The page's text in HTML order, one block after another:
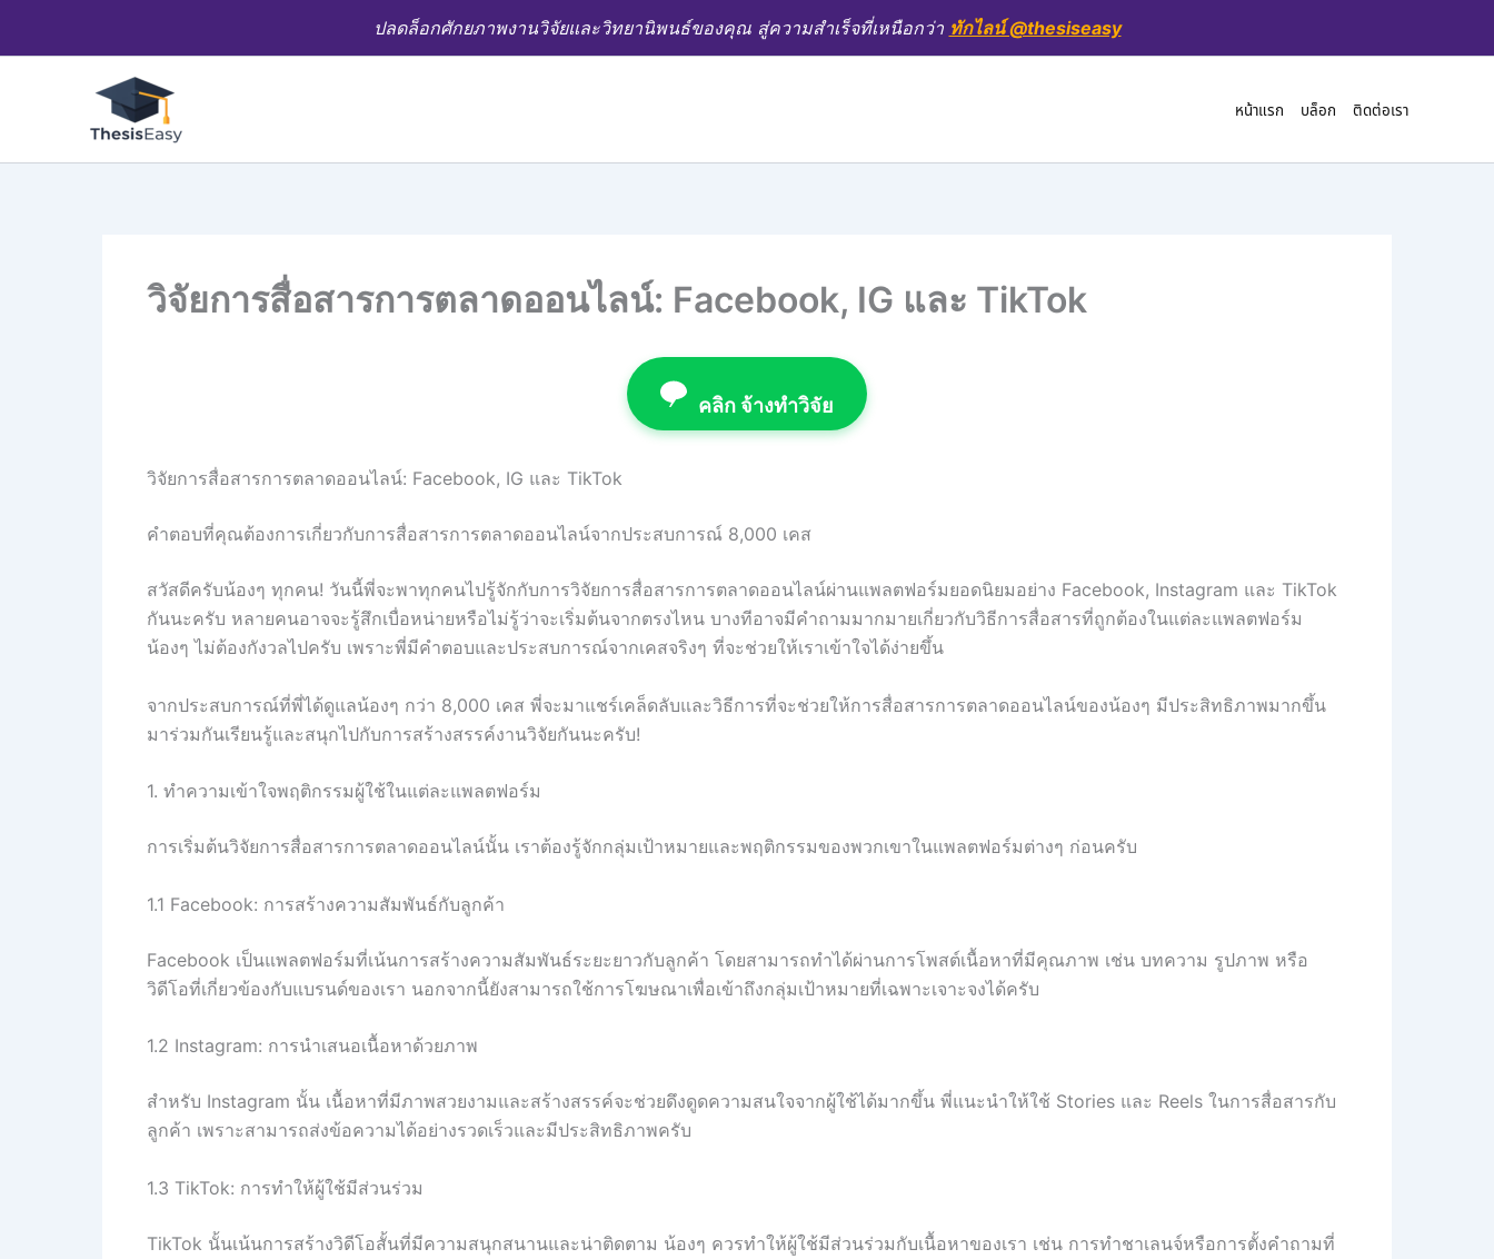
ปลดล็อกศักยภาพงานวิจัยและวิทยานิพนธ์ของคุณ สู่ความสำเร็จที่เหนือกว่า ทักไลน์ @thesiseasy
หน้าแรก บล็อก ติดต่อเรา
วิจัยการสื่อสารการตลาดออนไลน์: Facebook, IG และ TikTok
คลิก จ้างทำวิจัย
วิจัยการสื่อสารการตลาดออนไลน์: Facebook, IG และ TikTok
คำตอบที่คุณต้องการเกี่ยวกับการสื่อสารการตลาดออนไลน์จากประสบการณ์ 8,000 เคส
สวัสดีครับน้องๆ ทุกคน! วันนี้พี่จะพาทุกคนไปรู้จักกับการวิจัยการสื่อสารการตลาดออนไลน์ผ่านแพลตฟอร์มยอดนิยมอย่าง Facebook, Instagram และ TikTok
กันนะครับ หลายคนอาจจะรู้สึกเบื่อหน่ายหรือไม่รู้ว่าจะเริ่มต้นจากตรงไหน บางทีอาจมีคำถามมากมายเกี่ยวกับวิธีการสื่อสารที่ถูกต้องในแต่ละแพลตฟอร์ม
น้องๆ ไม่ต้องกังวลไปครับ เพราะพี่มีคำตอบและประสบการณ์จากเคสจริงๆ ที่จะช่วยให้เราเข้าใจได้ง่ายขึ้น
จากประสบการณ์ที่พี่ได้ดูแลน้องๆ กว่า 8,000 เคส พี่จะมาแชร์เคล็ดลับและวิธีการที่จะช่วยให้การสื่อสารการตลาดออนไลน์ของน้องๆ มีประสิทธิภาพมากขึ้น
มาร่วมกันเรียนรู้และสนุกไปกับการสร้างสรรค์งานวิจัยกันนะครับ!
1. ทำความเข้าใจพฤติกรรมผู้ใช้ในแต่ละแพลตฟอร์ม
การเริ่มต้นวิจัยการสื่อสารการตลาดออนไลน์นั้น เราต้องรู้จักกลุ่มเป้าหมายและพฤติกรรมของพวกเขาในแพลตฟอร์มต่างๆ ก่อนครับ
1.1 Facebook: การสร้างความสัมพันธ์กับลูกค้า
Facebook เป็นแพลตฟอร์มที่เน้นการสร้างความสัมพันธ์ระยะยาวกับลูกค้า โดยสามารถทำได้ผ่านการโพสต์เนื้อหาที่มีคุณภาพ เช่น บทความ รูปภาพ หรือ
วิดีโอที่เกี่ยวข้องกับแบรนด์ของเรา นอกจากนี้ยังสามารถใช้การโฆษณาเพื่อเข้าถึงกลุ่มเป้าหมายที่เฉพาะเจาะจงได้ครับ
1.2 Instagram: การนำเสนอเนื้อหาด้วยภาพ
สำหรับ Instagram นั้น เนื้อหาที่มีภาพสวยงามและสร้างสรรค์จะช่วยดึงดูดความสนใจจากผู้ใช้ได้มากขึ้น พี่แนะนำให้ใช้ Stories และ Reels ในการสื่อสารกับ
ลูกค้า เพราะสามารถส่งข้อความได้อย่างรวดเร็วและมีประสิทธิภาพครับ
1.3 TikTok: การทำให้ผู้ใช้มีส่วนร่วม
TikTok นั้นเน้นการสร้างวิดีโอสั้นที่มีความสนุกสนานและน่าติดตาม น้องๆ ควรทำให้ผู้ใช้มีส่วนร่วมกับเนื้อหาของเรา เช่น การทำชาเลนจ์หรือการตั้งคำถามที่